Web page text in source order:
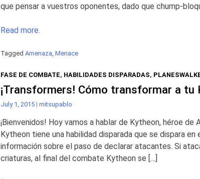
que pensar a vuestros oponentes, dado que chump-
Read more.
Tagged Amenaza, Menace
FASE DE COMBATE, HABILIDADES DISPARADAS,
¡Transformers! Cómo transformar a tu
July 1, 2015 | mitsupablo
¡Bienvenidos! Hoy vamos a hablar de Kytheon, héroe de
Kytheon tiene una habilidad disparada que se dispara
información sobre el paso de declarar atacantes. Si
criaturas, al final del combate Kytheon se […]